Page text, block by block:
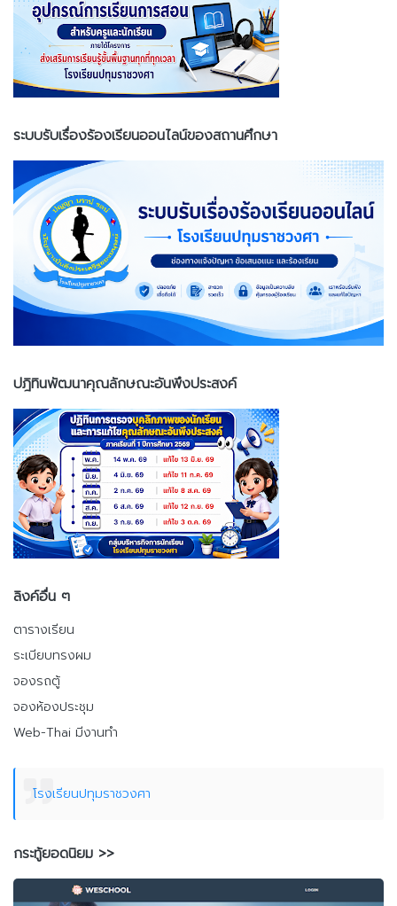
ระบบรับเรื่องร้องเรียนออนไลน์ของสถานศึกษา
ปฎิทินพัฒนาคุณลักษณะอันพึงประสงค์
ลิงค์อื่น ๆ
ตารางเรียน
ระเบียบทรงผม
จองรถตู้
จองห้องประชุม
Web-Thai มีงานทำ
โรงเรียนปทุมราชวงศา
กระทู้ยอดนิยม >>